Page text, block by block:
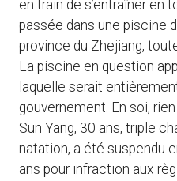
en train de s’entraîner en
passée dans une piscine
province du Zhejiang,
La piscine en question
laquelle serait
gouvernement. En soi,
Sun Yang, 30 ans, triple
natation, a été suspendu
ans pour infraction aux